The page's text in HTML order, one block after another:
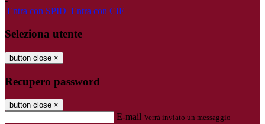
Entra con SPID Entra con CIE
Seleziona utente
button close ×
Recupero password
button close ×
E-mail Verrà inviato un messaggio